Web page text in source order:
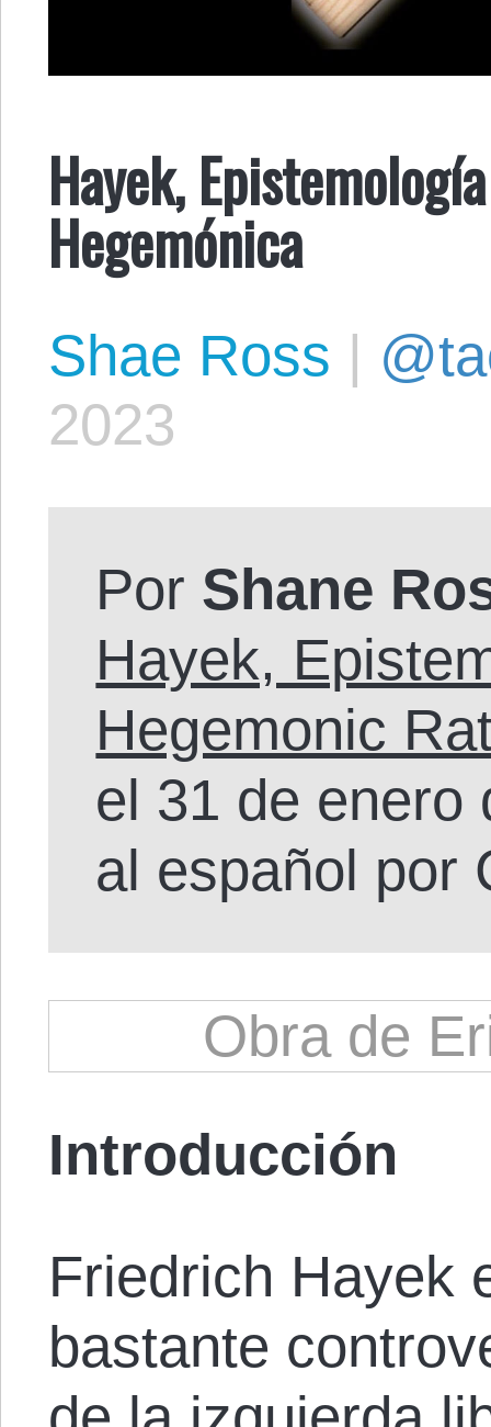
Hayek,
Hegemónica
Shae Ross |
2023
Por Shane
Hayek,
Hegemonic
el 31 de enero
al español por
Obra de
Introducción
Friedrich Hayek
bastante